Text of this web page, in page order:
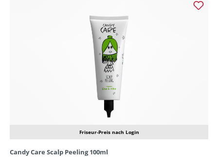
Friseur-Preis nach Login
Candy Care Scalp Peeling 100ml